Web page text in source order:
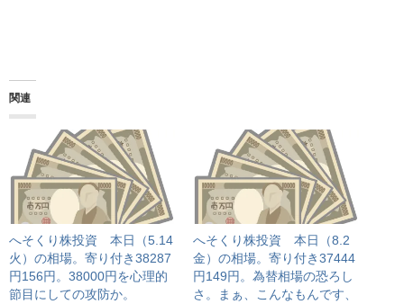
関連
へそくり株投資 本日（5.14
火）の相場。寄り付き38287
円156円。38000円を心理的
節目にしての攻防か。
へそくり株投資 本日（8.2
金）の相場。寄り付き37444
円149円。為替相場の恐ろし
さ。まぁ、こんなもんです、